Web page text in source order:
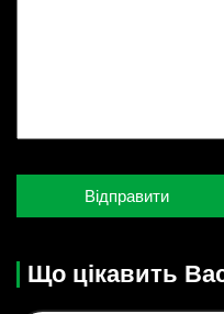
Що цікавить